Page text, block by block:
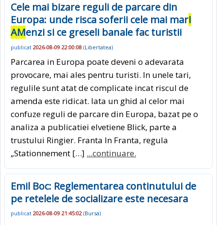
Cele mai bizare reguli de parcare din
Europa: unde risca soferii cele mai marI
AMenzi si ce greseli banale fac turistii
publicat 2026-08-09 22:00:08 (Libertatea)
Parcarea in Europa poate deveni o adevarata
provocare, mai ales pentru turisti. In unele tari,
regulile sunt atat de complicate incat riscul de
amenda este ridicat. Iata un ghid al celor mai
confuze reguli de parcare din Europa, bazat pe o
analiza a publicatiei elvetiene Blick, parte a
trustului Ringier. Franta In Franta, regula
„Stationnement […] ...continuare.
Emil Boc: Reglementarea continutului de
pe retelele de socializare este necesara
publicat 2026-08-09 21:45:02 (Bursa)